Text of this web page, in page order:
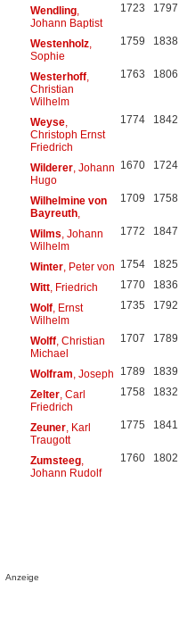
Wendling,
Johann Baptist
1723 1797
Westenholz,
Sophie
1759 1838
Westerhoff,
Christian
Wilhelm
1763 1806
Weyse,
Christoph Ernst
Friedrich
1774 1842
Wilderer, Johann
Hugo
1670 1724
Wilhelmine von
Bayreuth,
1709 1758
Wilms , Johann
Wilhelm
1772 1847
Winter, Peter von 1754 1825
Witt, Friedrich 1770 1836
Wolf, Ernst
Wilhelm
1735 1792
Wolff, Christian
Michael
1707 1789
Wolfram , Joseph 1789 1839
Zelter, Carl
Friedrich
1758 1832
Zeuner, Karl
Traugott
1775 1841
Zumsteeg,
Johann Rudolf
1760 1802
Anzeige